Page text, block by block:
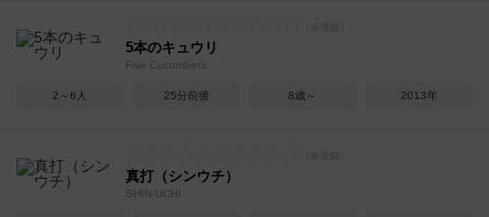
5本のキュウリ
Five Cucumbers
2～6人 25分前後 8歳～ 2013年
真打（シンウチ）
SHIN-UCHI